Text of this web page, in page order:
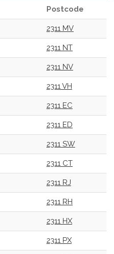
Postcode
2311 MV
2311 NT
2311 NV
2311 VH
2311 EC
2311 ED
2311 SW
2311 CT
2311 RJ
2311 RH
2311 HX
2311 PX